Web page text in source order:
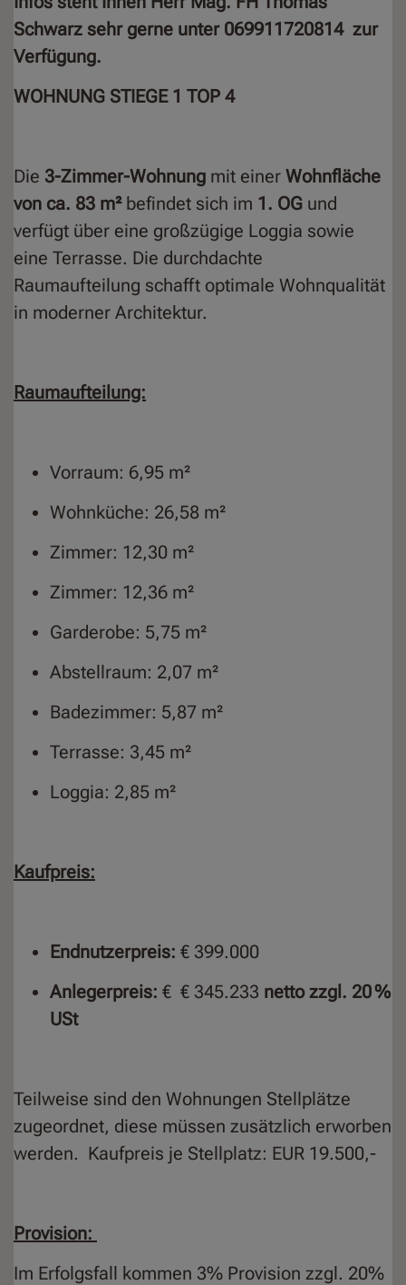
Schwarz sehr gerne unter 069911720814 zur
Verfügung.
WOHNUNG STIEGE 1 TOP 4
Die 3-Zimmer-Wohnung mit einer Wohnfläche
von ca. 83 m²befindet sich im 1. OG und
verfügt über eine großzügige Loggia sowie
eine Terrasse. Die durchdachte
Raumaufteilung schafft optimale Wohnqualität
in moderner Architektur.
Raumaufteilung:
Vorraum: 6,95 m²
Wohnküche: 26,58 m²
Zimmer: 12,30 m²
Zimmer: 12,36 m²
Garderobe: 5,75 m²
Abstellraum: 2,07 m²
Badezimmer: 5,87 m²
Terrasse: 3,45 m²
Loggia: 2,85 m²
Kaufpreis:
Endnutzerpreis: € 399.000
Anlegerpreis: € € 345.233 netto zzgl. 20 %
USt
Teilweise sind den Wohnungen Stellplätze
zugeordnet, diese müssen zusätzlich erworben
werden. Kaufpreis je Stellplatz: EUR 19.500,-
Provision:
Im Erfolgsfall kommen 3% Provision zzgl. 20%